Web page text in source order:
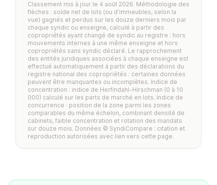
Classement mis à jour le 4 août 2026. Méthodologie des
flèches : solde net de lots (ou d'immeubles, selon la
vue) gagnés et perdus sur les douze derniers mois par
chaque syndic ou enseigne, calculé à partir des
copropriétés ayant changé de syndic au registre : hors
mouvements internes à une même enseigne et hors
copropriétés sans syndic déclaré. Le rapprochement
des entités juridiques associées à chaque enseigne est
effectué automatiquement à partir des déclarations du
registre national des copropriétés : certaines données
peuvent être manquantes ou incomplètes. Indice de
concentration : indice de Herfindahl-Hirschman (0 à 10
000) calculé sur les parts de marché en lots. Indice de
concurrence : position de la zone parmi les zones
comparables du même échelon, combinant densité de
cabinets, faible concentration et rotation des mandats
sur douze mois. Données © SyndiCompare : citation et
reproduction autorisées avec lien vers cette page.